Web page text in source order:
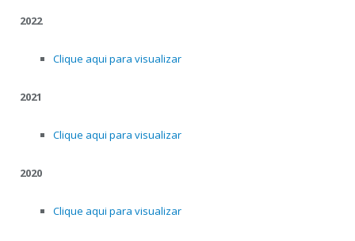
2022
Clique aqui para visualizar
2021
Clique aqui para visualizar
2020
Clique aqui para visualizar